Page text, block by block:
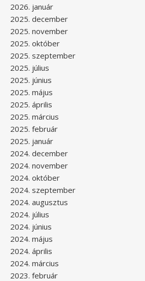
2026. január
2025. december
2025. november
2025. október
2025. szeptember
2025. július
2025. június
2025. május
2025. április
2025. március
2025. február
2025. január
2024. december
2024. november
2024. október
2024. szeptember
2024. augusztus
2024. július
2024. június
2024. május
2024. április
2024. március
2023. február